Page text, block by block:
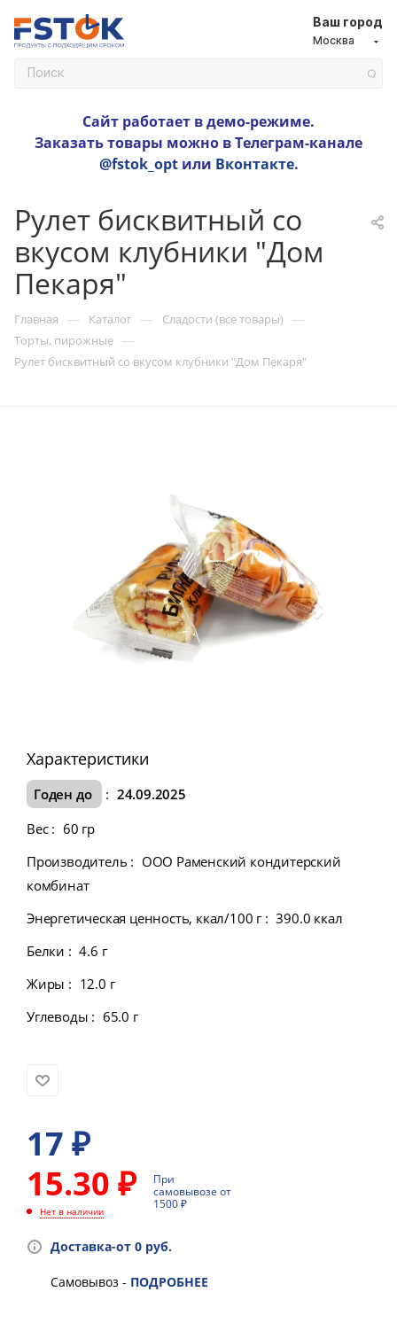
Ваш город
Москва
Сайт работает в демо-режиме.
Заказать товары можно в Телеграм-канале
@fstok_optили Вконтакте.
Рулет бисквитный со
вкусом клубники "Дом
Пекаря"
Главная — Каталог — Сладости (все товары) —
Торты, пирожные —
Рулет бисквитный со вкусом клубники "Дом Пекаря"
Характеристики
Годен до : 24.09.2025
Вес : 60 гр
Производитель : ООО Раменский кондитерский
комбинат
Энергетическая ценность, ккал/100 г : 390.0 ккал
Белки : 4.6 г
Жиры : 12.0 г
Углеводы : 65.0 г
17 ₽
15.30 ₽
При
самовывозе от
1500 ₽
Нет в наличии
Доставка-от 0 руб.
Самовывоз - ПОДРОБНЕЕ